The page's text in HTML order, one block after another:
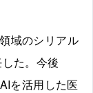
域のシリアル
た。今後
を活用した医